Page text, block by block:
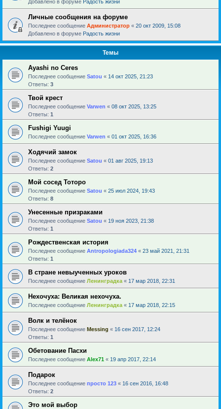
Добавлено в форуме Радость жизни
Личные сообщения на форуме
Последнее сообщение Администратор « 20 окт 2009, 15:08
Добавлено в форуме Радость жизни
Темы
Ayashi no Ceres
Последнее сообщение Satou « 14 окт 2025, 21:23
Ответы: 3
Твой крест
Последнее сообщение Varwen « 08 окт 2025, 13:25
Ответы: 1
Fushigi Yuugi
Последнее сообщение Varwen « 01 окт 2025, 16:36
Ходячий замок
Последнее сообщение Satou « 01 авг 2025, 19:13
Ответы: 2
Мой сосед Тоторо
Последнее сообщение Satou « 25 июл 2024, 19:43
Ответы: 8
Унесенные призраками
Последнее сообщение Satou « 19 ноя 2023, 21:38
Ответы: 1
Рождественская история
Последнее сообщение Antropologiada324 « 23 май 2021, 21:31
Ответы: 1
В стране невыученных уроков
Последнее сообщение Ленинградка « 17 мар 2018, 22:31
Нехочуха: Великая нехочуха.
Последнее сообщение Ленинградка « 17 мар 2018, 22:15
Волк и телёнок
Последнее сообщение Messing « 16 сен 2017, 12:24
Ответы: 1
Обетование Пасхи
Последнее сообщение Alex71 « 19 апр 2017, 22:14
Подарок
Последнее сообщение просто 123 « 16 сен 2016, 16:48
Ответы: 2
Это мой выбор